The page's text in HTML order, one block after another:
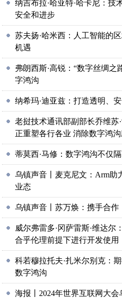
纳吉布拉·哈亚特·哈卡尼：技
安全和进步
苏夫扬·哈米西：人工智能的
机遇
弗朗西斯·高锐：“数字丝绸之
字鸿沟
纳希玛·迪亚兹：打造透明、
老挝技术通讯部副部长乔维苏
正重塑各行各业 消除数字鸿
蒂莫西·马修：数字鸿沟不仅
乌镇声音丨麦克尼文：Arm助
业态
乌镇声音丨苏万焕：携手合作
威尔弗雷多·冈萨雷斯·维达尔
合乎伦理前提下进行开发使用
科若穆拉托夫·扎米尔别克：
数字鸿沟
海报丨2024年世界互联网大